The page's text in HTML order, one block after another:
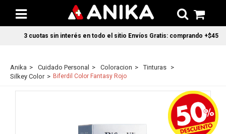
3 cuotas sin interés en todo el sitio Envíos Gratis: comprando +$45.000
Anika Cuidado Personal Coloracion
Tinturas
Silkey Color
Biferdil Color Fantasy Rojo